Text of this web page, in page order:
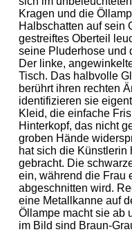
Kragen und die
Halbschatten auf sein
gestreiftes Oberteil
seine Pluderhose und
Der linke,
Tisch. Das halbvolle
berührt ihren rechten
identifizieren sie
Kleid, die einfache
Hinterkopf, das nicht
groben Hände
hat sich die Künstlerin
gebracht. Die
ein, während die Frau
abgeschnitten wird.
eine Metallkanne auf
Öllampe macht sie ab
im Bild sind Braun-